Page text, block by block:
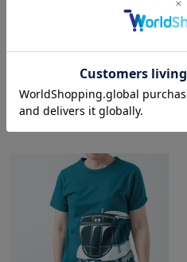
CARRIER」
4,180 〜